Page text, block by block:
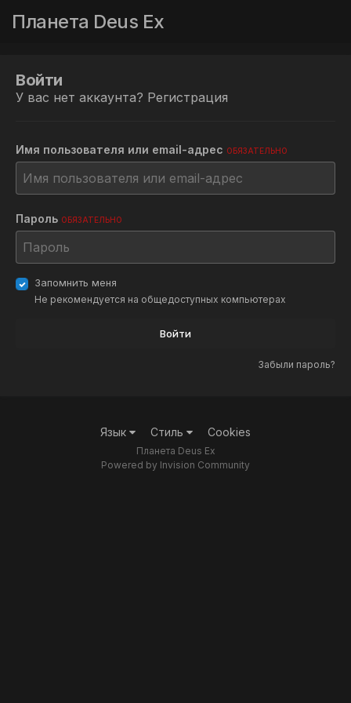
Планета Deus Ex
Войти
У вас нет аккаунта? Регистрация
Имя пользователя или email-адрес ОБЯЗАТЕЛЬНО
Пароль ОБЯЗАТЕЛЬНО
Запомнить меня
Не рекомендуется на общедоступных компьютерах
Войти
Забыли пароль?
Язык Стиль Cookies
Планета Deus Ex
Powered by Invision Community